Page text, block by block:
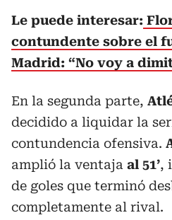
Le puede interesar:
contundente sobre el
Madrid: “No voy a
En la segunda parte,
decidido a liquidar la
contundencia ofensiva.
amplió la ventaja al 51’,
de goles que terminó
completamente al rival.